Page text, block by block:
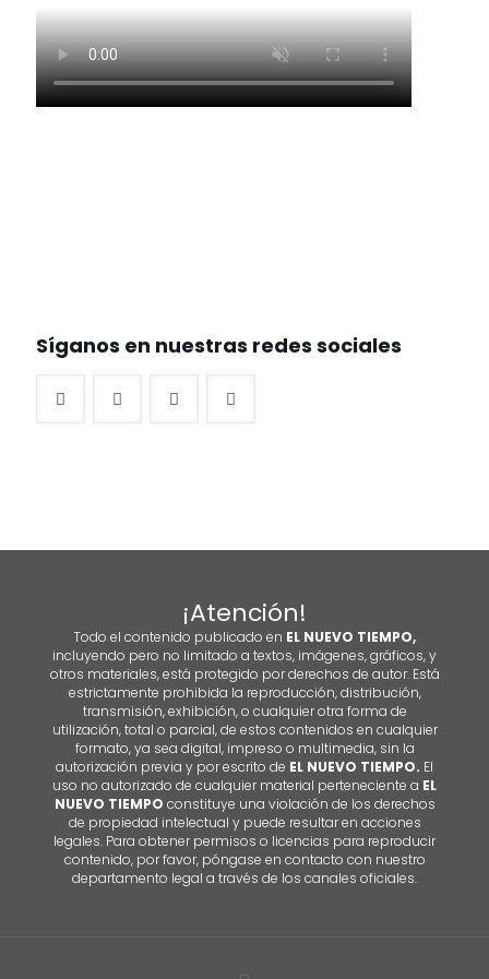
Síganos en nuestras redes sociales
¡Atención!
Todo el contenido publicado en EL NUEVO TIEMPO,
incluyendo pero no limitado a textos, imágenes, gráficos, y
otros materiales, está protegido por derechos de autor. Está
estrictamente prohibida la reproducción, distribución,
transmisión, exhibición, o cualquier otra forma de
utilización, total o parcial, de estos contenidos en cualquier
formato, ya sea digital, impreso o multimedia, sin la
autorización previa y por escrito de EL NUEVO TIEMPO. El
uso no autorizado de cualquier material perteneciente a EL
NUEVO TIEMPO constituye una violación de los derechos
de propiedad intelectual y puede resultar en acciones
legales. Para obtener permisos o licencias para reproducir
contenido, por favor, póngase en contacto con nuestro
departamento legal a través de los canales oficiales.